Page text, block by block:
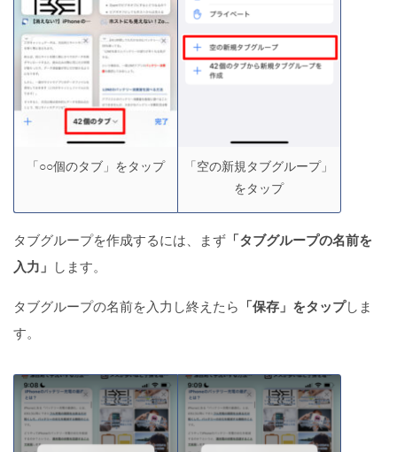
「○○個のタブ」をタップ
「空の新規タブグループ」
をタップ
タブグループを作成するには、まず 「タブグループの名前を
入力」
します。
タブグループの名前を入力し終えたら 「保存」をタップしま
す。